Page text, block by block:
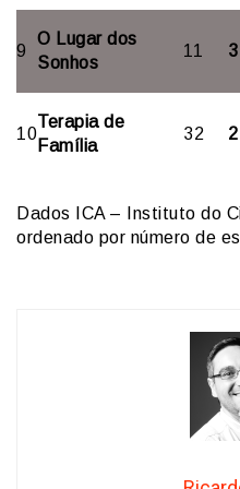
9
O Lugar dos
Sonhos
11
10
Terapia de
Família
32
Dados ICA – Instituto do
ordenado por número de